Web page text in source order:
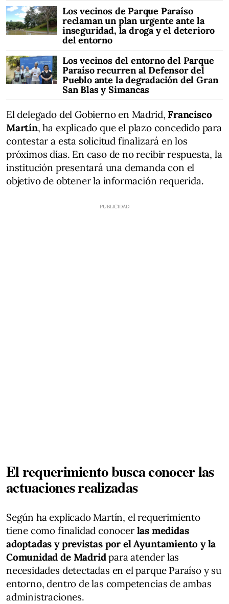
Los vecinos de Parque Paraíso
reclaman un plan urgente ante la
inseguridad, la droga y el deterioro
del entorno
Los vecinos del entorno del Parque
Paraíso recurren al Defensor del
Pueblo ante la degradación del Gran
San Blas y Simancas
El delegado del Gobierno en Madrid, Francisco
Martín, ha explicado que el plazo concedido para
contestar a esta solicitud finalizará en los
próximos días. En caso de no recibir respuesta, la
institución presentará una demanda con el
objetivo de obtener la información requerida.
El requerimiento busca conocer las
actuaciones realizadas
Según ha explicado Martín, el requerimiento
tiene como finalidad conocer las medidas
adoptadas y previstas por el Ayuntamiento y la
Comunidad de Madridpara atender las
necesidades detectadas en el parque Paraíso y su
entorno, dentro de las competencias de ambas
administraciones.